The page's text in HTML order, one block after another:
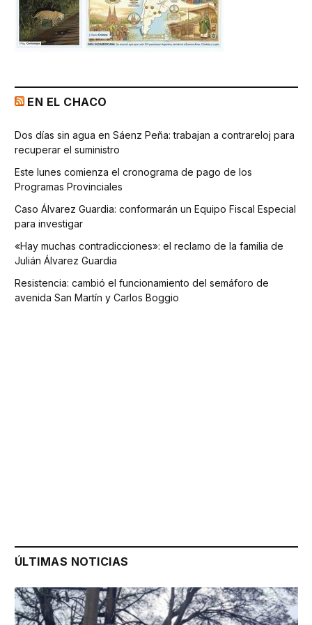
EN EL CHACO
Dos días sin agua en Sáenz Peña: trabajan a contrareloj para
recuperar el suministro
Este lunes comienza el cronograma de pago de los
Programas Provinciales
Caso Álvarez Guardia: conformarán un Equipo Fiscal Especial
para investigar
«Hay muchas contradicciones»: el reclamo de la familia de
Julián Álvarez Guardia
Resistencia: cambió el funcionamiento del semáforo de
avenida San Martín y Carlos Boggio
ÚLTIMAS NOTICIAS